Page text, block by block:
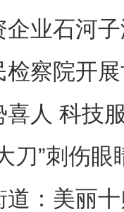
企业石河
检察院开
人 科技
刀”刺伤
道：美丽